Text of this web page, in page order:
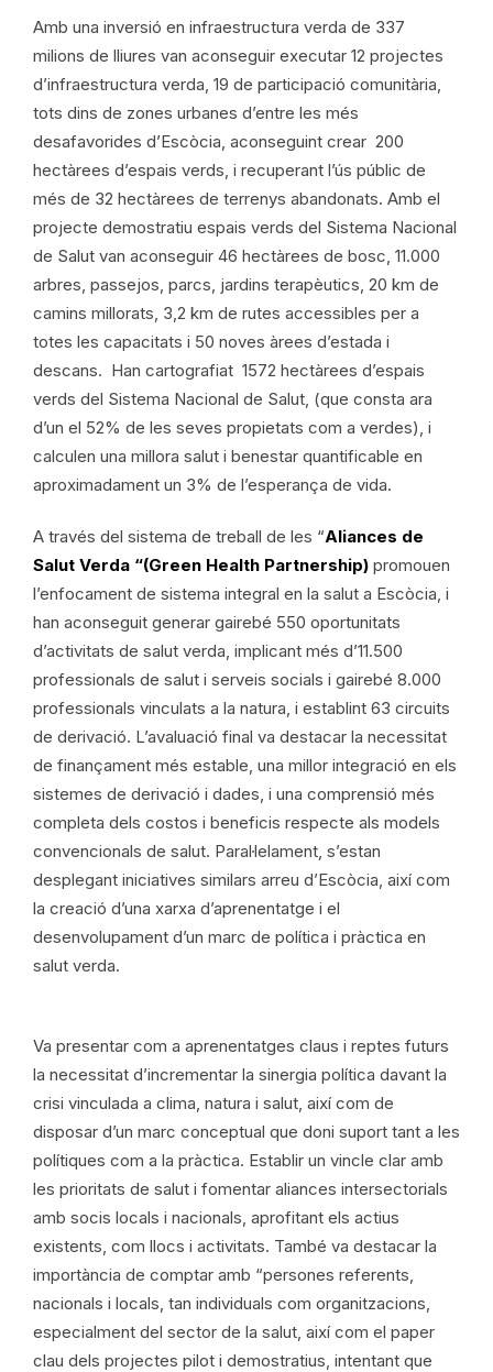
Amb una inversió en infraestructura verda de 337
milions de lliures van aconseguir executar 12 projectes
d’infraestructura verda, 19 de participació comunitària,
tots dins de zones urbanes d’entre les més
desafavorides d’Escòcia, aconseguint crear 200
hectàrees d’espais verds, i recuperant l’ús públic de
més de 32 hectàrees de terrenys abandonats. Amb el
projecte demostratiu espais verds del Sistema Nacional
de Salut van aconseguir 46 hectàrees de bosc, 11.000
arbres, passejos, parcs, jardins terapèutics, 20 km de
camins millorats, 3,2 km de rutes accessibles per a
totes les capacitats i 50 noves àrees d’estada i
descans. Han cartografiat 1572 hectàrees d’espais
verds del Sistema Nacional de Salut, (que consta ara
d’un el 52% de les seves propietats com a verdes), i
calculen una millora salut i benestar quantificable en
aproximadament un 3% de l’esperança de vida.
A través del sistema de treball de les “Aliances de
Salut Verda “(Green Health Partnership) promouen
l’enfocament de sistema integral en la salut a Escòcia, i
han aconseguit generar gairebé 550 oportunitats
d’activitats de salut verda, implicant més d’11.500
professionals de salut i serveis socials i gairebé 8.000
professionals vinculats a la natura, i establint 63 circuits
de derivació. L’avaluació final va destacar la necessitat
de finançament més estable, una millor integració en els
sistemes de derivació i dades, i una comprensió més
completa dels costos i beneficis respecte als models
convencionals de salut. Paral·lelament, s’estan
desplegant iniciatives similars arreu d’Escòcia, així com
la creació d’una xarxa d’aprenentatge i el
desenvolupament d’un marc de política i pràctica en
salut verda.
Va presentar com a aprenentatges claus i reptes futurs
la necessitat d’incrementar la sinergia política davant la
crisi vinculada a clima, natura i salut, així com de
disposar d’un marc conceptual que doni suport tant a les
polítiques com a la pràctica. Establir un vincle clar amb
les prioritats de salut i fomentar aliances intersectorials
amb socis locals i nacionals, aprofitant els actius
existents, com llocs i activitats. També va destacar la
importància de comptar amb “persones referents,
nacionals i locals, tan individuals com organitzacions,
especialment del sector de la salut, així com el paper
clau dels projectes pilot i demostratius, intentant que